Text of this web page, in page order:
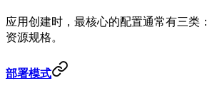
应用创建时，最核心的配置通常有三类
资源规格。
部署模式